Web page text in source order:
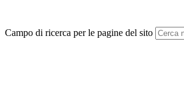
Campo di ricerca per le pagine del sito